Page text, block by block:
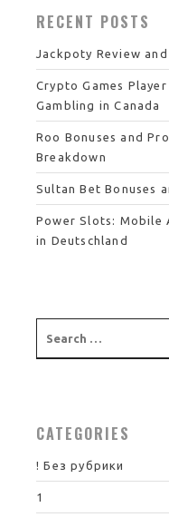
RECENT POSTS
Jackpoty Review
Crypto Games
Gambling in Canada
Roo Bonuses and
Breakdown
Sultan Bet Bonuses
Power Slots: Mobile
in Deutschland
CATEGORIES
! Без рубрики
1